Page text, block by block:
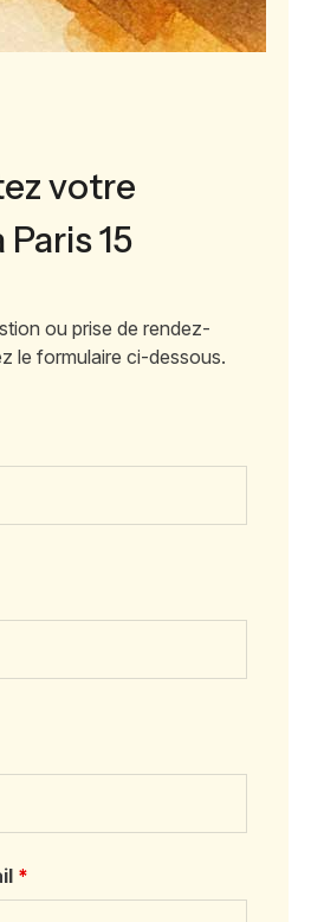
votre
15
ou prise de rendez-
le formulaire ci-dessous.
*